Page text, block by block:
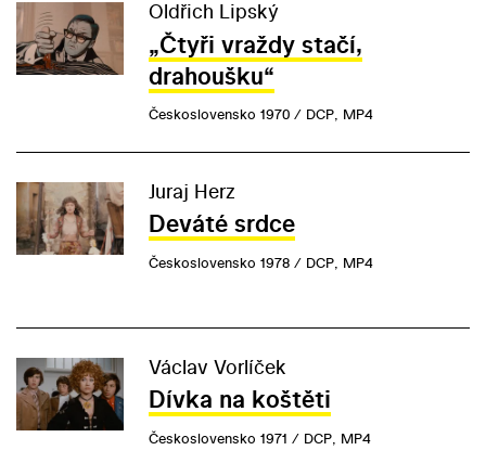
Oldřich Lipský
„Čtyři vraždy stačí,
drahoušku“
Československo 1970 / DCP, MP4
Juraj Herz
Deváté srdce
Československo 1978 / DCP, MP4
Václav Vorlíček
Dívka na koštěti
Československo 1971 / DCP, MP4